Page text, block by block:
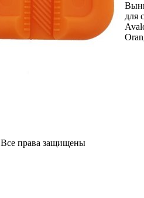
для
Все права защищены